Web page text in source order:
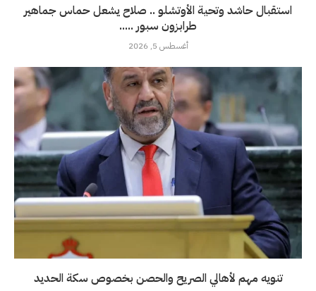
استقبال حاشد وتحية الأوتشلو .. صلاح يشعل حماس جماهير
طرابزون سبور .....
أغسطس 5, 2026
تنويه مهم لأهالي الصريح والحصن بخصوص سكة الحديد